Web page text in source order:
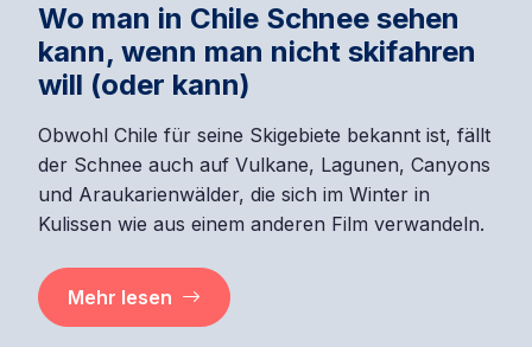
Wo man in Chile Schnee sehen
kann, wenn man nicht skifahren
will (oder kann)
Obwohl Chile für seine Skigebiete bekannt ist, fällt
der Schnee auch auf Vulkane, Lagunen, Canyons
und Araukarienwälder, die sich im Winter in
Kulissen wie aus einem anderen Film verwandeln.
Mehr lesen